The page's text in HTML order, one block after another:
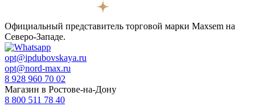
Официальный представитель торговой марки Maxsem на
Северо-Западе.
opt@ipdubovskaya.ru
opt@nord-max.ru
8 928 960 70 02
Магазин в Ростове-на-Дону
8 800 511 78 40